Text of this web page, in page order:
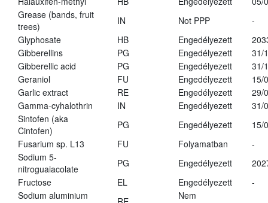
Grease (bands, fruit
trees)
IN Not PPP
-
Glyphosate
HB Engedélyezett
Gibberellins
PG Engedélyezett
31/
Gibberellic acid
PG Engedélyezett
31/
Geraniol
FU Engedélyezett
15/
Garlic extract
RE Engedélyezett
29/
Gamma-cyhalothrin
IN Engedélyezett
31/
Sintofen (aka
Cintofen)
PG Engedélyezett
15/
Fusarium sp. L13
FU Folyamatban
-
Sodium 5-
nitroguaiacolate
PG Engedélyezett
Fructose
EL Engedélyezett
-
Sodium aluminium
Nem